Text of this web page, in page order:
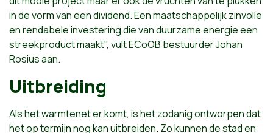
in de vorm van een dividend. Een maatschappelijk zinvolle
en rendabele investering die van duurzame energie een
streekproduct maakt", vult ECoOB bestuurder Johan
Rosius aan.
Uitbreiding
Als het warmtenet er komt, is het zodanig ontworpen dat
het op termijn nog kan uitbreiden. Zo kunnen de stad en